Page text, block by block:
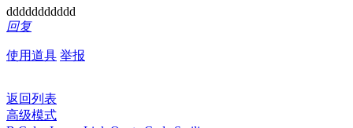
ddddddddddd
回复
使用道具 举报
返回列表
高级模式